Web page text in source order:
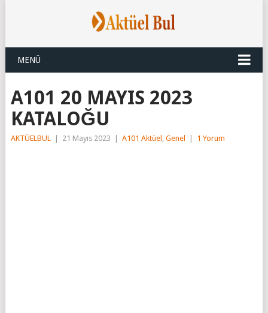
MENÜ
A101 20 MAYIS 2023
KATALOĞU
AKTÜELBUL 21 Mayıs 2023 A101 Aktüel , Genel 1 Yorum